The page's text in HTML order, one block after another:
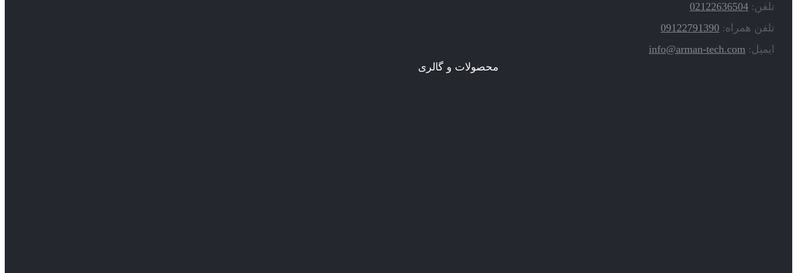
تلفن: 02122636504
تلفن همراه: 09122791390
ایمیل: info@arman-tech.com
محصولات و گالری